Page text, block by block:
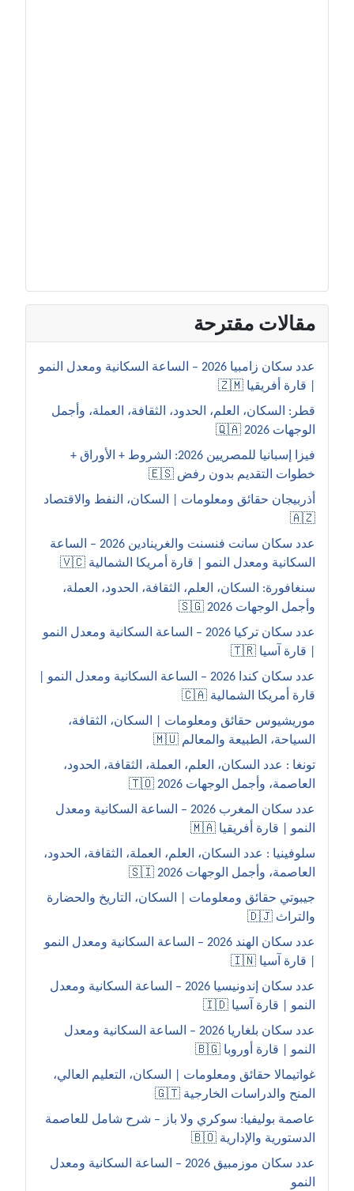
مقالات مقترحة
عدد سكان زامبيا 2026 – الساعة السكانية ومعدل النمو
| قارة أفريقيا 🇿🇲
قطر: السكان، العلم، الحدود، الثقافة، العملة، وأجمل
الوجهات 2026 🇶🇦
فيزا إسبانيا للمصريين 2026: الشروط + الأوراق +
خطوات التقديم بدون رفض 🇪🇸
أذربيجان حقائق ومعلومات | السكان، النفط والاقتصاد
🇦🇿
عدد سكان سانت فنسنت والغرينادين 2026 – الساعة
السكانية ومعدل النمو | قارة أمريكا الشمالية 🇻🇨
سنغافورة: السكان، العلم، الثقافة، الحدود، العملة،
وأجمل الوجهات 2026 🇸🇬
عدد سكان تركيا 2026 – الساعة السكانية ومعدل النمو
| قارة آسيا 🇹🇷
عدد سكان كندا 2026 – الساعة السكانية ومعدل النمو |
قارة أمريكا الشمالية 🇨🇦
موريشيوس حقائق ومعلومات | السكان، الثقافة،
السياحة، الطبيعة والمعالم 🇲🇺
تونغا : عدد السكان، العلم، العملة، الثقافة، الحدود،
العاصمة، وأجمل الوجهات 2026 🇹🇴
عدد سكان المغرب 2026 – الساعة السكانية ومعدل
النمو | قارة أفريقيا 🇲🇦
سلوفينيا : عدد السكان، العلم، العملة، الثقافة، الحدود،
العاصمة، وأجمل الوجهات 2026 🇸🇮
جيبوتي حقائق ومعلومات | السكان، التاريخ والحضارة
والتراث 🇩🇯
عدد سكان الهند 2026 – الساعة السكانية ومعدل النمو
| قارة آسيا 🇮🇳
عدد سكان إندونيسيا 2026 – الساعة السكانية ومعدل
النمو | قارة آسيا 🇮🇩
عدد سكان بلغاريا 2026 – الساعة السكانية ومعدل
النمو | قارة أوروبا 🇧🇬
غواتيمالا حقائق ومعلومات | السكان، التعليم العالي،
المنح والدراسات الخارجية 🇬🇹
عاصمة بوليفيا: سوكري ولا باز – شرح شامل للعاصمة
الدستورية والإدارية 🇧🇴
عدد سكان موزمبيق 2026 – الساعة السكانية ومعدل
النمو